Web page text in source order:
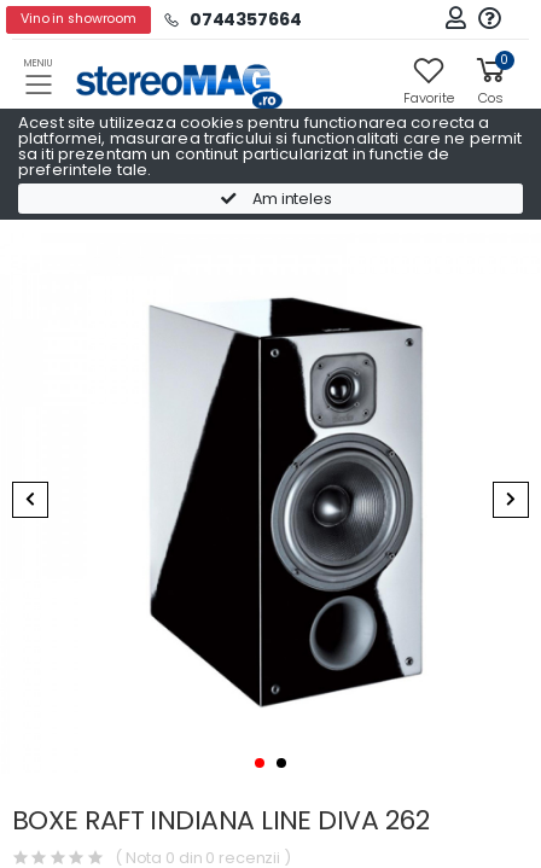
Acest site utilizeaza cookies pentru functionarea corecta a
platformei, masurarea traficului si functionalitati care ne permit
sa iti prezentam un continut particularizat in functie de
preferintele tale.
Am inteles
Vino in showroom 0744357664
MENIU
Favorite
0
Cos
Boxe raft INDIANA LINE
BOXE RAFT INDIANA LINE DIVA 262
( Nota 0 din 0 recenzii )